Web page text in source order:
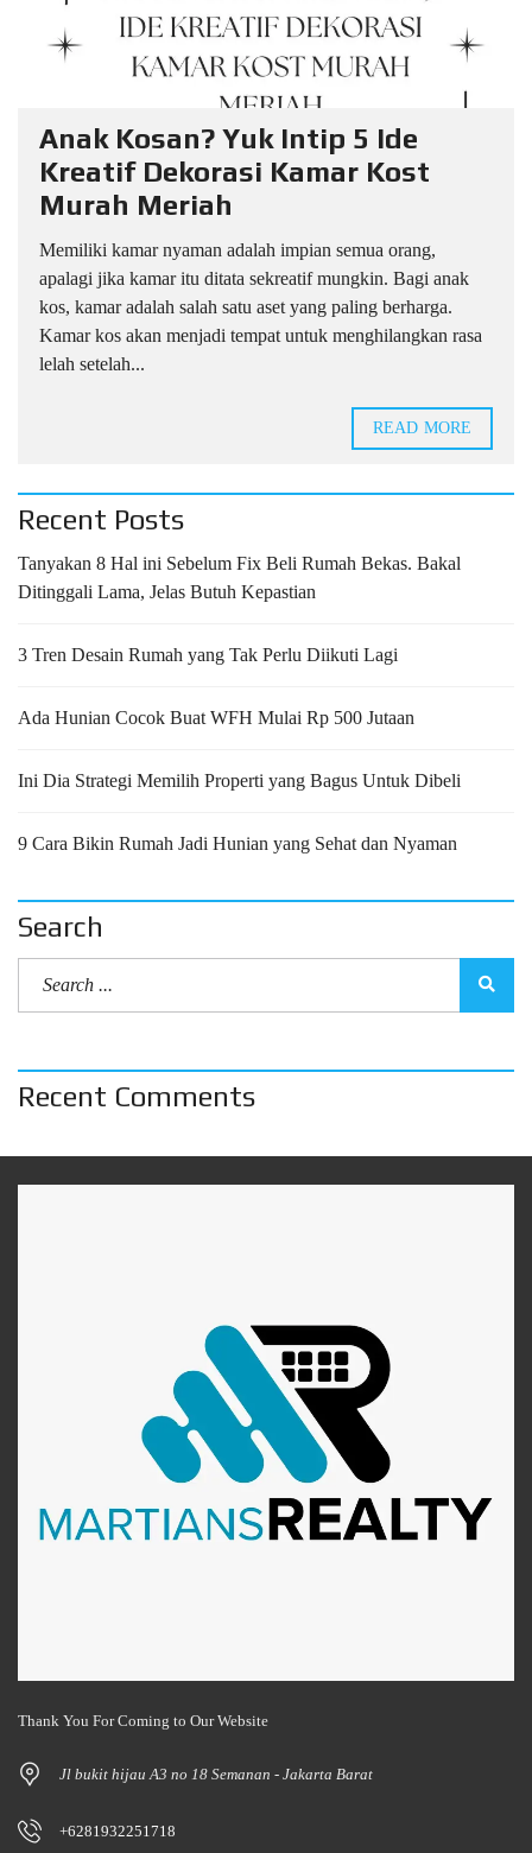
Anak Kosan? Yuk Intip 5 Ide
Kreatif Dekorasi Kamar Kost
Murah Meriah
Memiliki kamar nyaman adalah impian semua orang,
apalagi jika kamar itu ditata sekreatif mungkin. Bagi anak
kos, kamar adalah salah satu aset yang paling berharga.
Kamar kos akan menjadi tempat untuk menghilangkan rasa
lelah setelah...
READ MORE
Recent Posts
Tanyakan 8 Hal ini Sebelum Fix Beli Rumah Bekas. Bakal
Ditinggali Lama, Jelas Butuh Kepastian
3 Tren Desain Rumah yang Tak Perlu Diikuti Lagi
Ada Hunian Cocok Buat WFH Mulai Rp 500 Jutaan
Ini Dia Strategi Memilih Properti yang Bagus Untuk Dibeli
9 Cara Bikin Rumah Jadi Hunian yang Sehat dan Nyaman
Search
Recent Comments
Thank You For Coming to Our Website
Jl bukit hijau A3 no 18 Semanan - Jakarta Barat
+6281932251718